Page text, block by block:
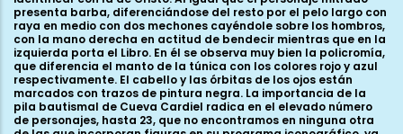
presenta barba, diferenciándose del resto por el pelo largo con
raya en medio con dos mechones cayéndole sobre los hombros,
con la mano derecha en actitud de bendecir mientras que en la
izquierda porta el Libro. En él se observa muy bien la policromía,
que diferencia el manto de la túnica con los colores rojo y azul
respectivamente. El cabello y las órbitas de los ojos están
marcados con trazos de pintura negra. La importancia de la
pila bautismal de Cueva Cardiel radica en el elevado número
de personajes, hasta 23, que no encontramos en ninguna otra